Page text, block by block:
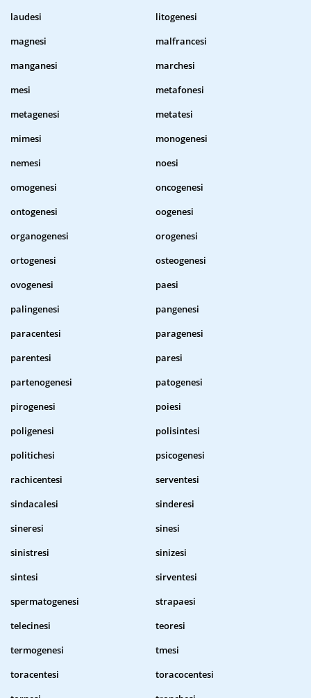
laudesi
litogenesi
magnesi
malfrancesi
manganesi
marchesi
mesi
metafonesi
metagenesi
metatesi
mimesi
monogenesi
nemesi
noesi
omogenesi
oncogenesi
ontogenesi
oogenesi
organogenesi
orogenesi
ortogenesi
osteogenesi
ovogenesi
paesi
palingenesi
pangenesi
paracentesi
paragenesi
parentesi
paresi
partenogenesi
patogenesi
pirogenesi
poiesi
poligenesi
polisintesi
politichesi
psicogenesi
rachicentesi
serventesi
sindacalesi
sinderesi
sineresi
sinesi
sinistresi
sinizesi
sintesi
sirventesi
spermatogenesi
strapaesi
telecinesi
teoresi
termogenesi
tmesi
toracentesi
toracocentesi